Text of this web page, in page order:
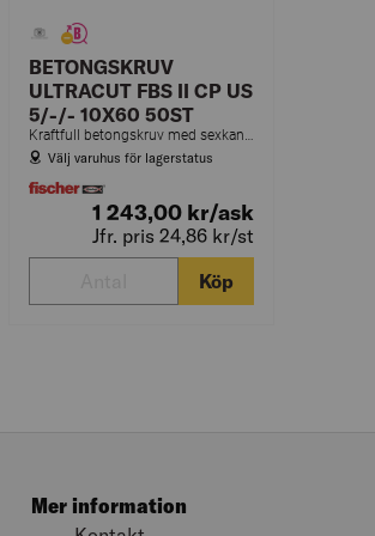
BETONGSKRUV
ULTRACUT FBS II CP US
5/-/- 10X60 50ST
Välj varuhus för lagerstatus
1 243,00 kr/ask
Jfr. pris 24,86 kr/st
Köp
Mer information